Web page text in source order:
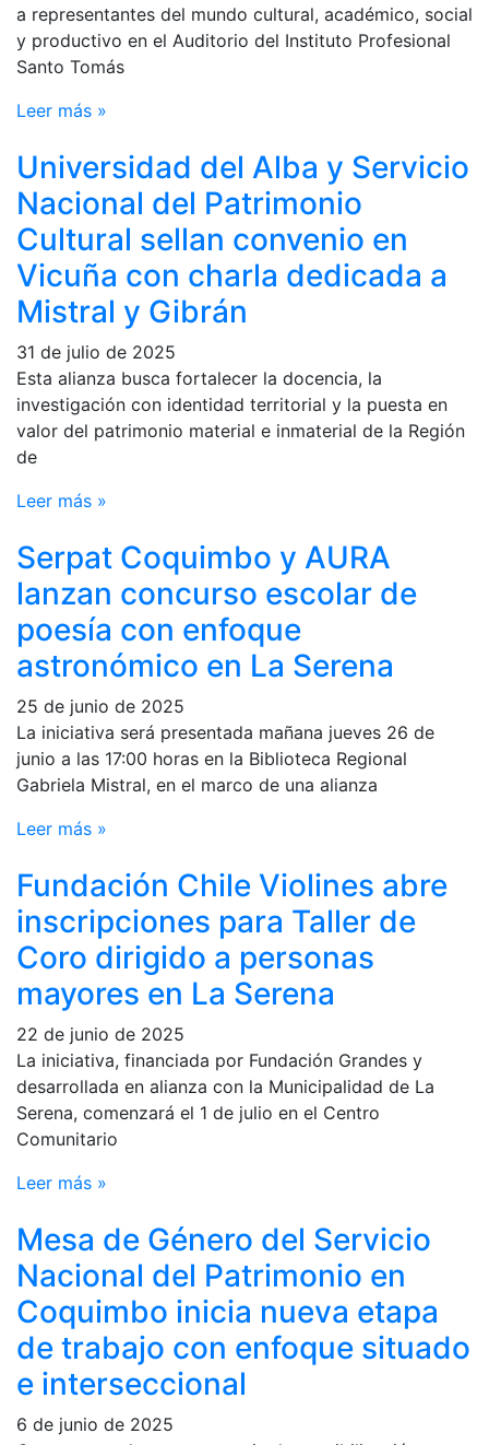
a representantes del mundo cultural, académico, social
y productivo en el Auditorio del Instituto Profesional
Santo Tomás
Leer más »
Universidad del Alba y Servicio
Nacional del Patrimonio
Cultural sellan convenio en
Vicuña con charla dedicada a
Mistral y Gibrán
31 de julio de 2025
Esta alianza busca fortalecer la docencia, la
investigación con identidad territorial y la puesta en
valor del patrimonio material e inmaterial de la Región
de
Leer más »
Serpat Coquimbo y AURA
lanzan concurso escolar de
poesía con enfoque
astronómico en La Serena
25 de junio de 2025
La iniciativa será presentada mañana jueves 26 de
junio a las 17:00 horas en la Biblioteca Regional
Gabriela Mistral, en el marco de una alianza
Leer más »
Fundación Chile Violines abre
inscripciones para Taller de
Coro dirigido a personas
mayores en La Serena
22 de junio de 2025
La iniciativa, financiada por Fundación Grandes y
desarrollada en alianza con la Municipalidad de La
Serena, comenzará el 1 de julio en el Centro
Comunitario
Leer más »
Mesa de Género del Servicio
Nacional del Patrimonio en
Coquimbo inicia nueva etapa
de trabajo con enfoque situado
e interseccional
6 de junio de 2025